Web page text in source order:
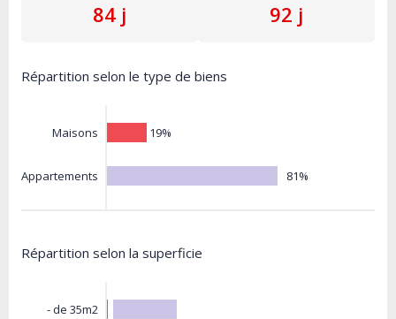
84 j 92 j
Répartition selon le type de biens
Maisons
Appartements
19%
81%
Répartition selon la superficie
- de 35m2